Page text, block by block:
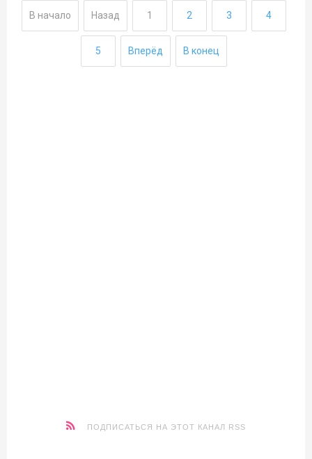
В начало Назад 1 2 3 4
5 Вперёд В конец
ПОДПИСАТЬСЯ НА ЭТОТ КАНАЛ RSS